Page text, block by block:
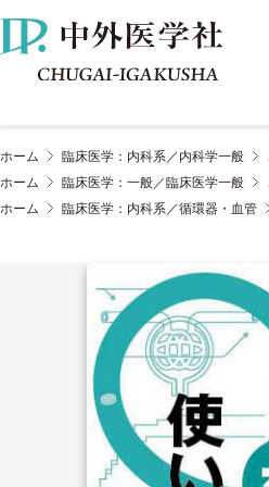
株式会社 中外医学社
ホーム 臨床医学：内科系／内科学一般
ホーム
臨床医学：一般／臨床医学一般
ホーム
臨床医学：内科系／循環器・血管